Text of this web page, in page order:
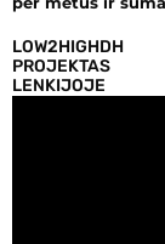
LOW2HIGHDH
PROJEKTAS
LENKIJOJE